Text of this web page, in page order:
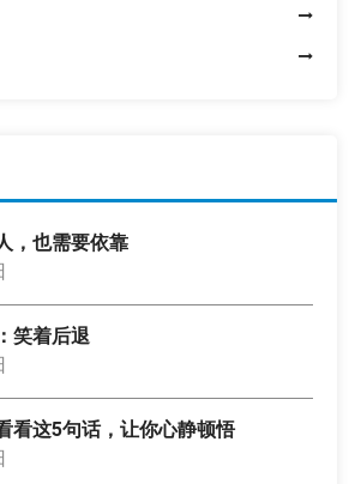
，也需要依靠
笑着后退
看这5句话，让你心静顿悟